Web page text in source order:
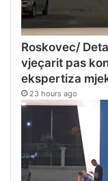
Roskovec/
vjeçarit pas
ekspertiza
23 hours ago